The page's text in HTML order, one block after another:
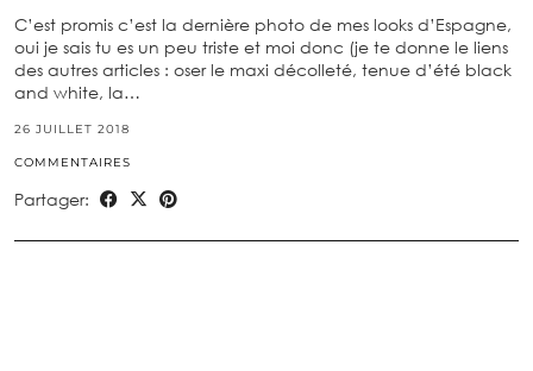
C’est promis c’est la dernière photo de mes looks d’Espagne,
oui je sais tu es un peu triste et moi donc (je te donne le liens
des autres articles : oser le maxi décolleté, tenue d’été black
and white, la…
26 JUILLET 2018
COMMENTAIRES
Partager: